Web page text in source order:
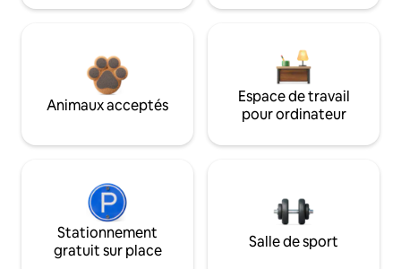
Animaux acceptés
Espace de travail
pour ordinateur
Stationnement
gratuit sur place
Salle de sport